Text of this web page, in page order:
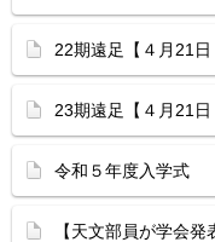
22期遠足【４月21日
23期遠足【４月21日
令和５年度入学式
【天文部員が学会